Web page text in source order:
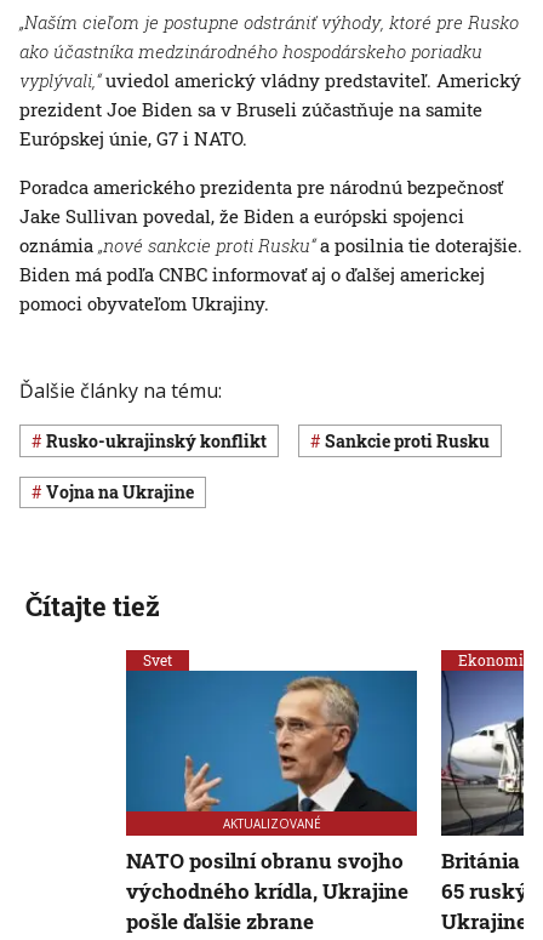
„Naším cieľom je postupne odstrániť výhody, ktoré pre Rusko
ako účastníka medzinárodného hospodárskeho poriadku
vyplývali,“uviedol americký vládny predstaviteľ. Americký
prezident Joe Biden sa v Bruseli zúčastňuje na samite
Európskej únie, G7 i NATO.
Poradca amerického prezidenta pre národnú bezpečnosť
Jake Sullivan povedal, že Biden a európski spojenci
oznámia „nové sankcie proti Rusku“a posilnia tie doterajšie.
Biden má podľa CNBC informovať aj o ďalšej americkej
pomoci obyvateľom Ukrajiny.
Ďalšie články na tému:
rusko-ukrajinský konflikt sankcie proti Rusku
vojna na Ukrajine
Čítajte tiež
Svet
AKTUALIZOVANÉ
NATO posilní obranu svojho
východného krídla, Ukrajine
pošle ďalšie zbrane
Ekonomika
Británia
65
Ukrajine